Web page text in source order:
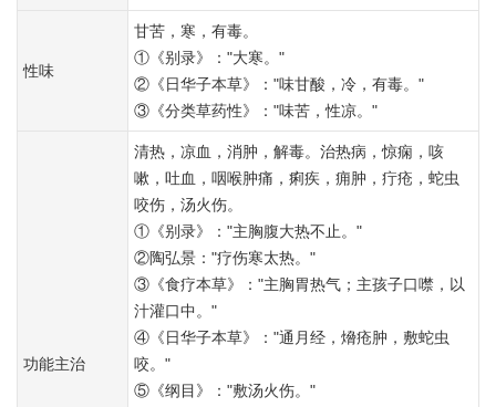
性味
甘苦，寒，有毒。
①《别录》："大寒。"
②《日华子本草》："味甘酸，冷，有毒。"
③《分类草药性》："味苦，性凉。"
功能主治
清热，凉血，消肿，解毒。治热病，惊痫，咳
嗽，吐血，咽喉肿痛，痢疾，痈肿，疔疮，蛇虫
咬伤，汤火伤。
①《别录》："主胸腹大热不止。"
②陶弘景："疗伤寒太热。"
③《食疗本草》："主胸胃热气；主孩子口噤，以
汁灌口中。"
④《日华子本草》："通月经，熁疮肿，敷蛇虫
咬。"
⑤《纲目》："敷汤火伤。"